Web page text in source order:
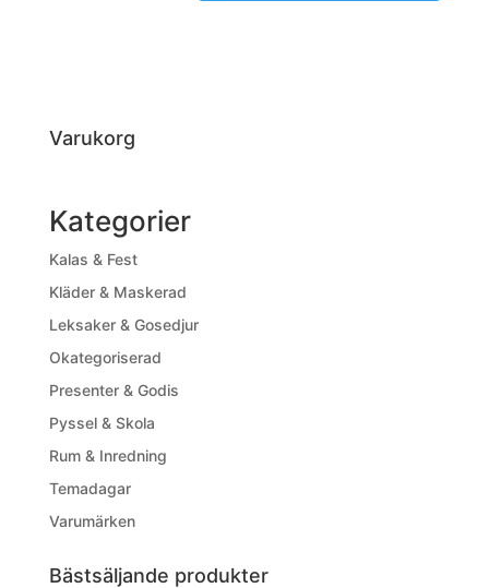
Varukorg
Kategorier
Kalas & Fest
Kläder & Maskerad
Leksaker & Gosedjur
Okategoriserad
Presenter & Godis
Pyssel & Skola
Rum & Inredning
Temadagar
Varumärken
Bästsäljande produkter